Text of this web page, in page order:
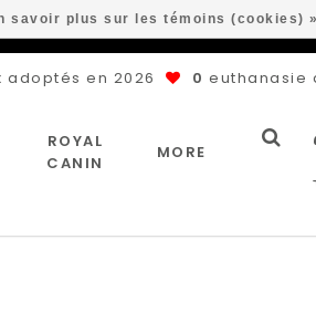
en 2026 0 euthanasie
ROYAL
CANIN
MORE
savoir plus sur les témoins (cookies) »